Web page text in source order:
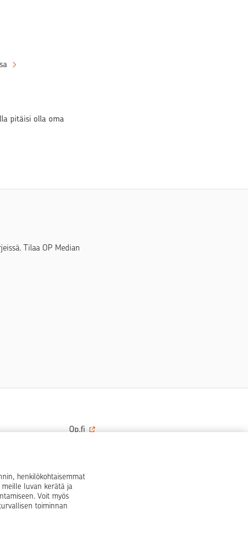
henkilökohtaisemmat
meille luvan kerätä ja
Voit myös
toiminnan
pitäisi olla oma
Tilaa OP Median
Op.fi
Facebook